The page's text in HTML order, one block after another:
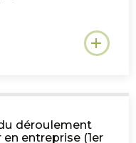
déroulement
entreprise (1er